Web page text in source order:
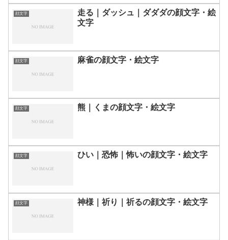
顔文字
走る｜ダッシュ｜ダダダの顔文字・絵
文字
顔文字 麻雀の顔文字・絵文字
顔文字 熊｜くまの顔文字・絵文字
顔文字 ひい｜恐怖｜怖いの顔文字・絵文字
顔文字 神様｜祈り｜祈るの顔文字・絵文字